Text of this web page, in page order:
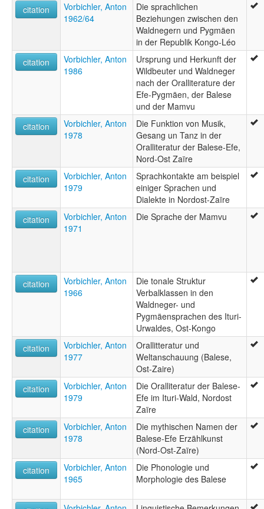
citation
Vorbichler, Anton
1962/64
Die sprachlichen
Beziehungen zwischen den
Waldnegern und Pygmäen
in der Republik Kongo-Léo
citation
Vorbichler, Anton
1986
Ursprung und Herkunft der
Wildbeuter und Waldneger
nach der Oralliterature der
Efe-Pygmäen, der Balese
und der Mamvu
citation
Vorbichler, Anton
1978
Die Funktion von Musik,
Gesang un Tanz in der
Oralliteratur der Balese-Efe,
Nord-Ost Zaïre
citation
Vorbichler, Anton
1979
Sprachkontakte am beispiel
einiger Sprachen und
Dialekte in Nordost-Zaïre
citation
Vorbichler, Anton
1971
Die Sprache der Mamvu
citation
Vorbichler, Anton
1966
Die tonale Struktur
Verbalklassen in den
Waldneger- und
Pygmäensprachen des Ituri-
Urwaldes, Ost-Kongo
citation
Vorbichler, Anton
1977
Orallitteratur und
Weltanschauung (Balese,
Ost-Zaire)
citation
Vorbichler, Anton
1979
Die Oralliteratur der Balese-
Efe im Ituri-Wald, Nordost
Zaïre
citation
Vorbichler, Anton
1978
Die mythischen Namen der
Balese-Efe Erzählkunst
(Nord-Ost-Zaïre)
citation
Vorbichler, Anton
1965
Die Phonologie und
Morphologie des Balese